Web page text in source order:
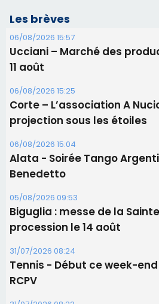
Les brèves
06/08/2026 15:57
Ucciani – Marché des
11 août
06/08/2026 15:25
Corte – L’association A
projection sous les étoiles
06/08/2026 15:04
Alata - Soirée Tango
Benedetto